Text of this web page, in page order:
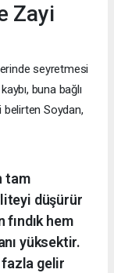
Zayi
seyretmesi
buna bağlı
belirten Soydan,
tam
düşürür
hem
yüksektir.
fazla gelir